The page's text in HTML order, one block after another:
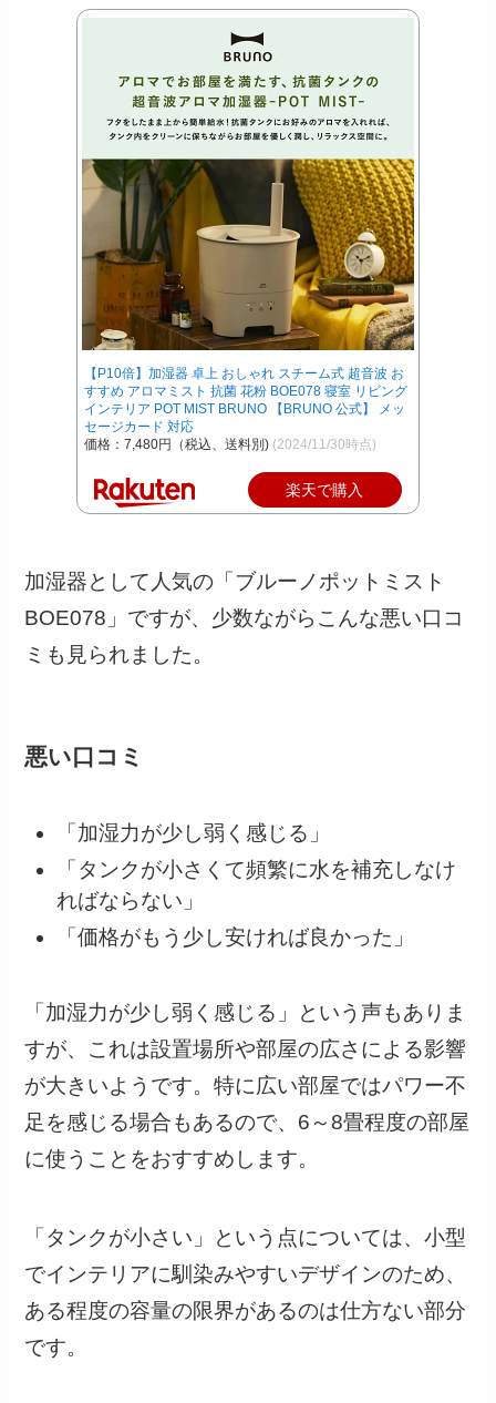
【P10倍】加湿器 卓上 おしゃれ スチーム式 超音波 お
すすめ アロマミスト 抗菌 花粉 BOE078 寝室 リビング
インテリア POT MIST BRUNO 【BRUNO 公式】 メッ
セージカード 対応
価格：7,480円（税込、送料別) (2024/11/30時点)
楽天で購入
加湿器として人気の「ブルーノポットミスト
BOE078」ですが、少数ながらこんな悪い口コ
ミも見られました。
悪い口コミ
「加湿力が少し弱く感じる」
「タンクが小さくて頻繁に水を補充しなけ
ればならない」
「価格がもう少し安ければ良かった」
「加湿力が少し弱く感じる」という声もありま
すが、これは設置場所や部屋の広さによる影響
が大きいようです。特に広い部屋ではパワー不
足を感じる場合もあるので、6～8畳程度の部屋
に使うことをおすすめします。
「タンクが小さい」という点については、小型
でインテリアに馴染みやすいデザインのため、
ある程度の容量の限界があるのは仕方ない部分
です。